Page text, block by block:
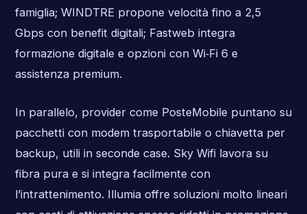
famiglia; WINDTRE propone velocità fino a 2,5
Gbps con benefit digitali; Fastweb integra
formazione digitale e opzioni con Wi‑Fi 6 e
assistenza premium.
In parallelo, provider come PosteMobile puntano su
pacchetti con modem trasportabile o chiavetta per
backup, utili in seconde case. Sky Wifi lavora su
fibra pura e si integra facilmente con
l’intrattenimento. Illumia offre soluzioni molto lineari